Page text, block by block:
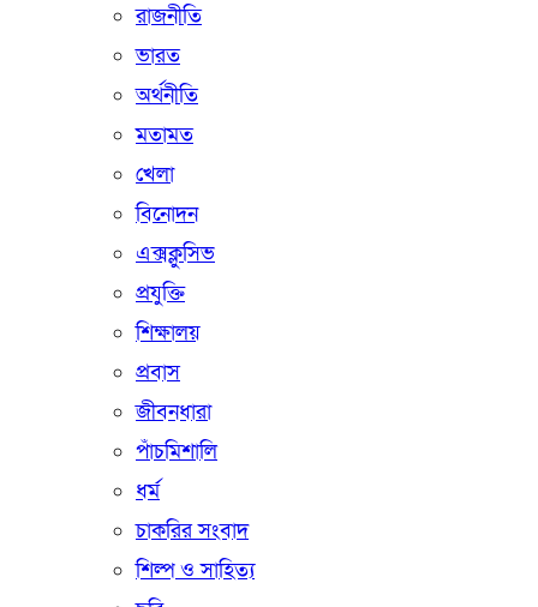
রাজনীতি
ভারত
অর্থনীতি
মতামত
খেলা
বিনোদন
এক্সক্লুসিভ
প্রযুক্তি
শিক্ষালয়
প্রবাস
জীবনধারা
পাঁচমিশালি
ধর্ম
চাকরির সংবাদ
শিল্প ও সাহিত্য